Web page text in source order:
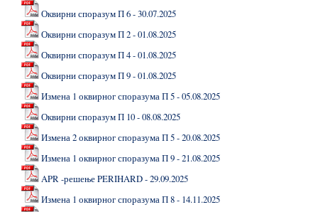
Оквирни споразум П 6 - 30.07.2025
Оквирни споразум П 2 - 01.08.2025
Оквирни споразум П 4 - 01.08.2025
Оквирни споразум П 9 - 01.08.2025
Измена 1 оквирног споразума П 5 - 05.08.2025
Оквирни споразум П 10 - 08.08.2025
Измена 2 оквирног споразума П 5 - 20.08.2025
Измена 1 оквирног споразума П 9 - 21.08.2025
APR -решење PERIHARD - 29.09.2025
Измена 1 оквирног споразума П 8 - 14.11.2025